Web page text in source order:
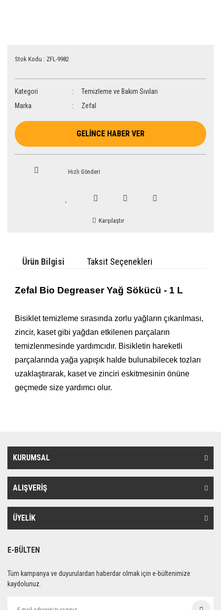
Stok Kodu : ZFL-9982
Kategori
Temizleme ve Bakım Sıvıları
Marka
Zefal
GELİNCE HABER VER
Hızlı Gönderi
Karşılaştır
Ürün Bilgisi Taksit Seçenekleri
Zefal Bio Degreaser Yağ Sökücü - 1 L
Bisiklet temizleme sırasında zorlu yağların çıkarılması,
zincir, kaset gibi yağdan etkilenen parçaların
temizlenmesinde yardımcıdır. Bisikletin hareketli
parçalarında yağa yapışık halde bulunabilecek tozları
uzaklaştırarak, kaset ve zinciri eskitmesinin önüne
geçmede size yardımcı olur.
KURUMSAL
ALIŞVERİŞ
ÜYELİK
E-BÜLTEN
Tüm kampanya ve duyurulardan haberdar olmak için e-bültenimize
kaydolunuz.